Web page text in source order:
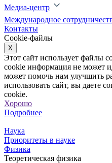
Медиа-центр
Международное
Контакты
Cookie-файлы
X
Этот сайт использует файлы
cookie информация не может
может помочь нам улучшить
использовать сайт, вы даете
cookie.
Хорошо
Подробнее
Наука
Приоритеты в науке
Физика
Теоретическая физика